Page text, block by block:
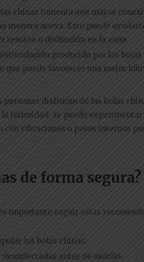
chinas fomenta una mayor
manera nueva. Esto puede
tensión o disfunción en la zona.
producida por las
que puede favorecer una mejor
disfrutan de las bolas
intimidad, se puede
vibraciones o pesos internos
de forma segura?
importante seguir estas
las bolas chinas.
antes de usarlas.